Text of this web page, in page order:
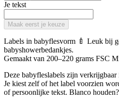
Je tekst
Maak eerst je keuze
Labels in babyflesvorm 🍼 Leuk bij
babyshowerbedankjes.
Gemaakt van 200–220 grams FSC
Deze babyfleslabels zijn
Je kiest zelf of het label voorzien
of persoonlijke tekst. Blanco